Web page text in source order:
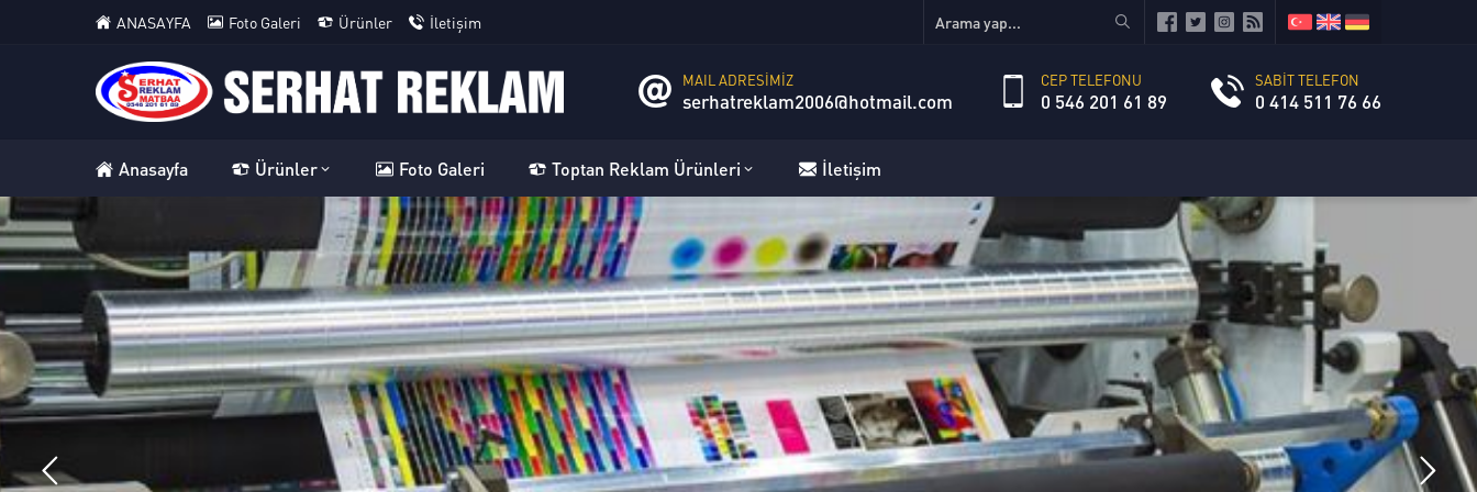
ANASAYFA Foto Galeri Ürünler İletişim
MAIL ADRESİMİZ
serhatreklam2006@hotmail.com
CEP TELEFONU
0 546 201 61 89
SABİT TELEFON
0 414 511 76 66
Anasayfa Ürünler Foto Galeri Toptan Reklam Ürünleri İletişim